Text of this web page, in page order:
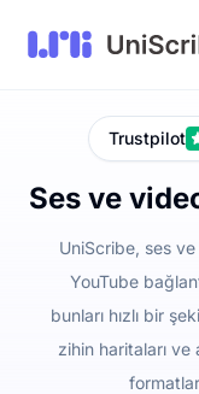
Trustpilot
Ses ve
UniScribe, ses
YouTube
bunları hızlı bir
zihin haritaları